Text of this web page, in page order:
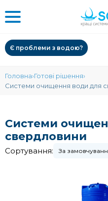
Є проблеми з водою?
Головна Готові рішення
Системи очищення води для
Системи
свердловини
Сортування: За